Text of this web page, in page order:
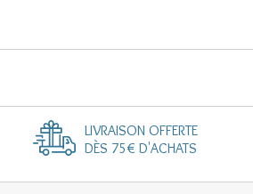
LIVRAISON OFFERTE
DÈS 75€ D'ACHATS